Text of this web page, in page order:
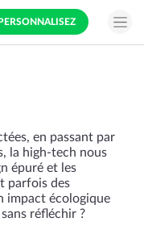
en passant par
la high-tech nous
épuré et les
parfois des
impact écologique
réfléchir ?